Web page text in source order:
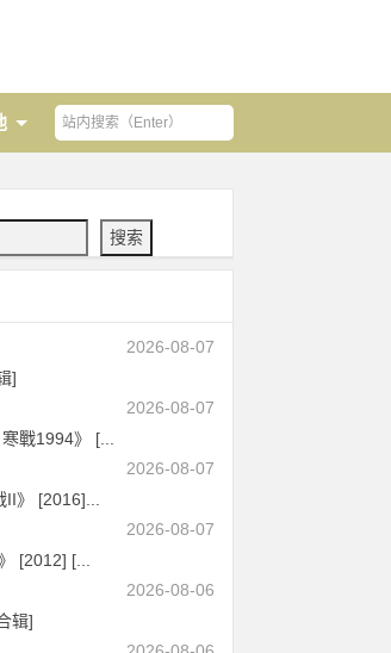
搜索
2026-08-07
]
2026-08-07
戰1994》 [...
2026-08-07
II》 [2016]...
2026-08-07
[2012] [...
2026-08-06
辑]